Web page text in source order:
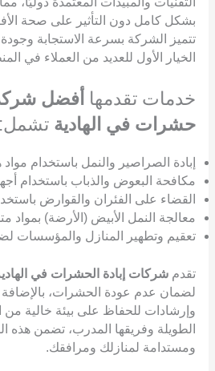
بشكل كامل دون التأثير على صحة
تتميز الشركة بسرعة الاستجابة وجودة
الخيار الأول للعديد من العملاء في
خدمات تقدمها أفضل
حشرات في الهادية تشمل:
إبادة الصراصير والنمل باستخدام مواد
مكافحة البعوض والذباب باستخدام
القضاء على الفئران والقوارض
معالجة النمل الأبيض (الأرضة) بمواد
تعقيم وتطهير المنازل والمؤسسات
تقدم شركات إبادة الحشرات في
لضمان عدم عودة الحشرات، بالإضافة
وإرشادات للحفاظ على بيئة خالية من
الطويلة وفريقها المدرب، تضمن هذه
ومستدامة لمنازلك ومرافقك.